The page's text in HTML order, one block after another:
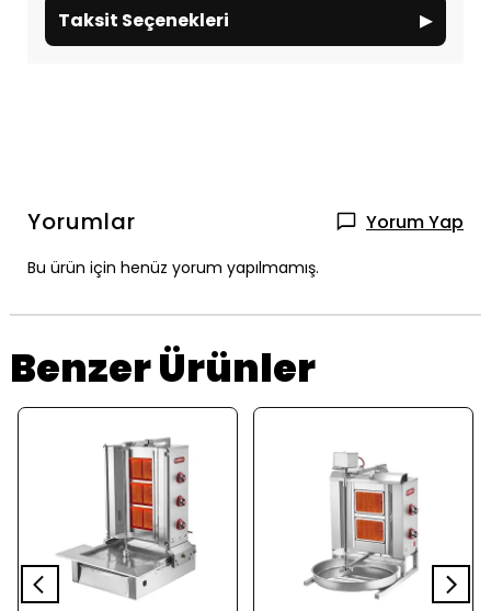
Taksit Seçenekleri ▸
Yorumlar Yorum Yap
Bu ürün için henüz yorum yapılmamış.
Benzer Ürünler